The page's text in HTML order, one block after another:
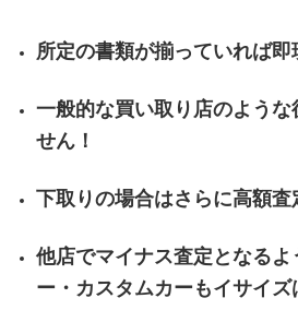
所定の書類が揃っていれば即
一般的な買い取り店のような
せん！
下取りの場合はさらに高額査
他店でマイナス査定となるよ
ー・カスタムカーもイサイズ